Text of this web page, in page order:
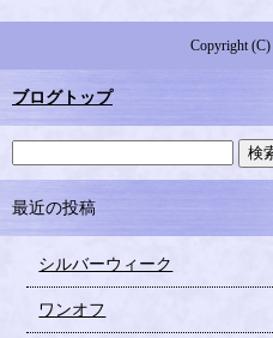
Copyright
ブログトップ
最近の投稿
シルバーウィーク
ワンオフ